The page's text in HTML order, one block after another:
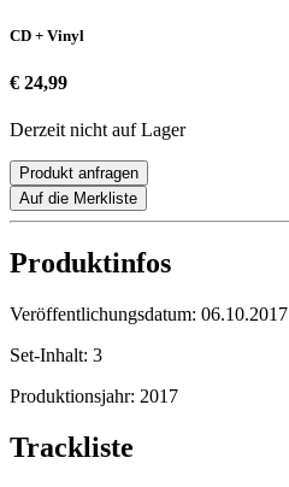
CD + Vinyl
€ 24,99
Derzeit nicht auf Lager
Produkt anfragen
Auf die Merkliste
Produktinfos
Veröffentlichungsdatum: 06.10.2017
Set-Inhalt: 3
Produktionsjahr: 2017
Trackliste